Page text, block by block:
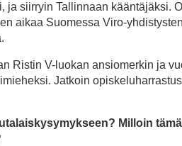
siirryin Tallinnaan kääntäjäksi.
aikaa Suomessa Viro-
Ristin V-luokan ansiomerkin ja
Jatkoin
Milloin